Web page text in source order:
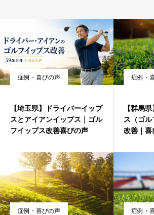
症例・喜びの声
【埼玉県】ドライバーイップ
スとアイアンイップス｜ゴル
フイップス改善喜びの声
症例・
【群馬
ス（ゴ
改善｜喜
症例・喜びの声 症例・